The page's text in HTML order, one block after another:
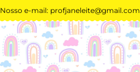
Nosso e-mail: profjaneleite@gmail.com